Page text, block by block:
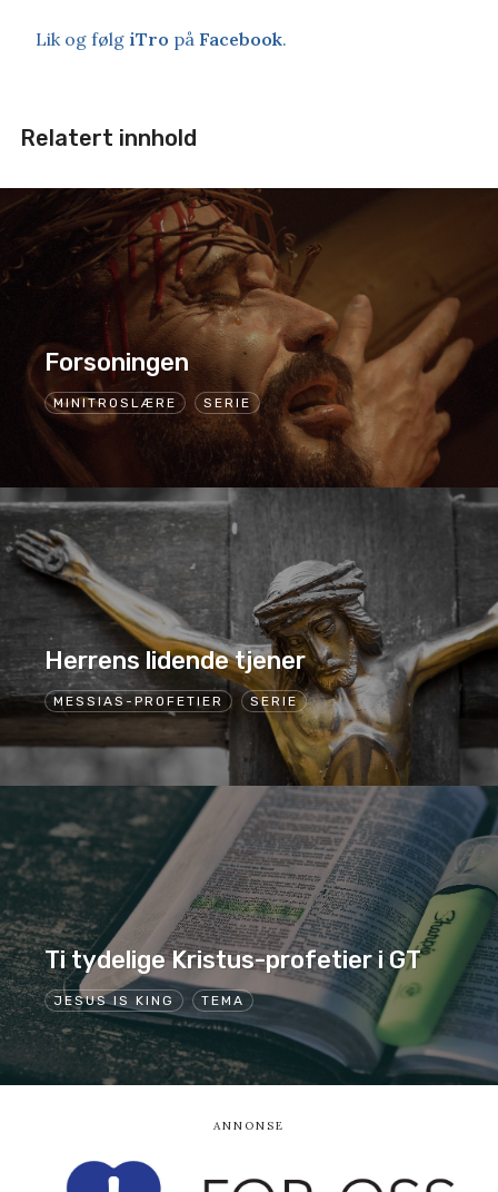
Lik og følg iTro på Facebook.
Relatert innhold
MINITROSLÆRE SERIE
Forsoningen
MESSIAS-PROFETIER SERIE
Herrens lidende tjener
JESUS IS KING TEMA
Ti tydelige Kristus-profetier i GT